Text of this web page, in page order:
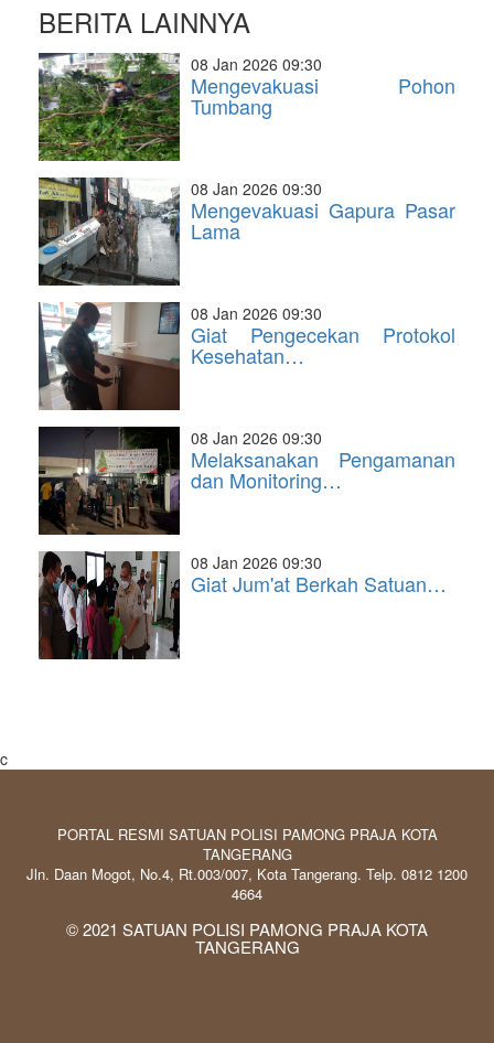
BERITA LAINNYA
08 Jan 2026 09:30
Mengevakuasi Pohon
Tumbang
08 Jan 2026 09:30
Mengevakuasi Gapura Pasar
Lama
08 Jan 2026 09:30
Giat Pengecekan Protokol
Kesehatan…
08 Jan 2026 09:30
Melaksanakan Pengamanan
dan Monitoring…
08 Jan 2026 09:30
Giat Jum'at Berkah Satuan…
c
PORTAL RESMI SATUAN POLISI PAMONG PRAJA KOTA
TANGERANG
Jln. Daan Mogot, No.4, Rt.003/007, Kota Tangerang. Telp. 0812 1200
4664
© 2021 SATUAN POLISI PAMONG PRAJA KOTA
TANGERANG